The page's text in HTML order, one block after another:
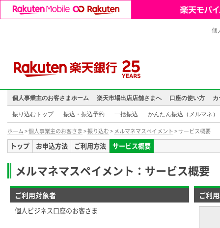
個
個人事業主のお客さまホーム 楽天市場出店店舗さまへ 口座の使い方 カ
振り込むトップ 振込・振込予約 一括振込 かんたん振込（メルマネ）
ホーム>個人事業主のお客さま>振り込む>メルマネマスペイメント > サービス概要
トップ お申込方法 ご利用方法 サービス概要
メルマネマスペイメント：サービス概要
ご利用対象者
個人ビジネス口座のお客さま
ご利